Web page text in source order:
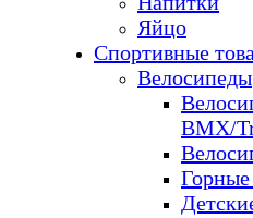
Яйцо
Спортивные
Велосипеды
BMX/